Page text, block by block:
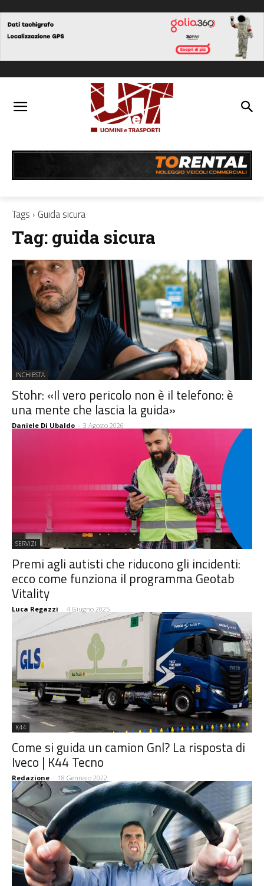
Tags Guida sicura
Tag: guida sicura
INCHIESTA
Stohr: «Il vero pericolo non è il telefono: è
una mente che lascia la guida»
Daniele Di Ubaldo - 3 Agosto 2026
SERVIZI
Premi agli autisti che riducono gli incidenti:
ecco come funziona il programma Geotab
Vitality
Luca Regazzi - 4 Giugno 2025
K44
Come si guida un camion Gnl? La risposta di
Iveco | K44 Tecno
Redazione - 18 Gennaio 2022